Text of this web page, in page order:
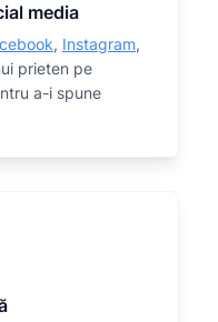
media
, Instagram,
prieten pe
a-i spune